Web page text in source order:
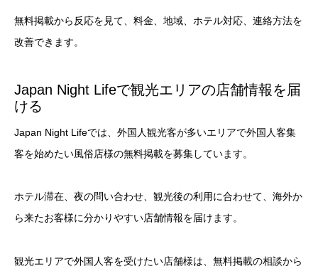
無料掲載から反応を見て、料金、地域、ホテル対応、連絡方法を
改善できます。
Japan Night Lifeで観光エリアの店舗情報を届
ける
Japan Night Lifeでは、外国人観光客が多いエリアで外国人客集
客を始めたい風俗店様の無料掲載を募集しています。
ホテル滞在、夜の問い合わせ、観光後の利用に合わせて、海外か
ら来たお客様に分かりやすい店舗情報を届けます。
観光エリアで外国人客を受けたい店舗様は、無料掲載の相談から